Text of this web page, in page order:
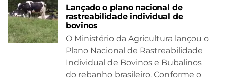
Lançado o plano nacional de
rastreabilidade individual de
bovinos
O Ministério da Agricultura lançou o
Plano Nacional de Rastreabilidade
Individual de Bovinos e Bubalinos
do rebanho brasileiro. Conforme o